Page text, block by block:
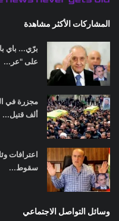
المشاركات الأكثر مشاهدة
برّي... باي
على "عر...
ألف قتيل...
اعترافات
سقوط...
وسائل التواصل الاجتماعي